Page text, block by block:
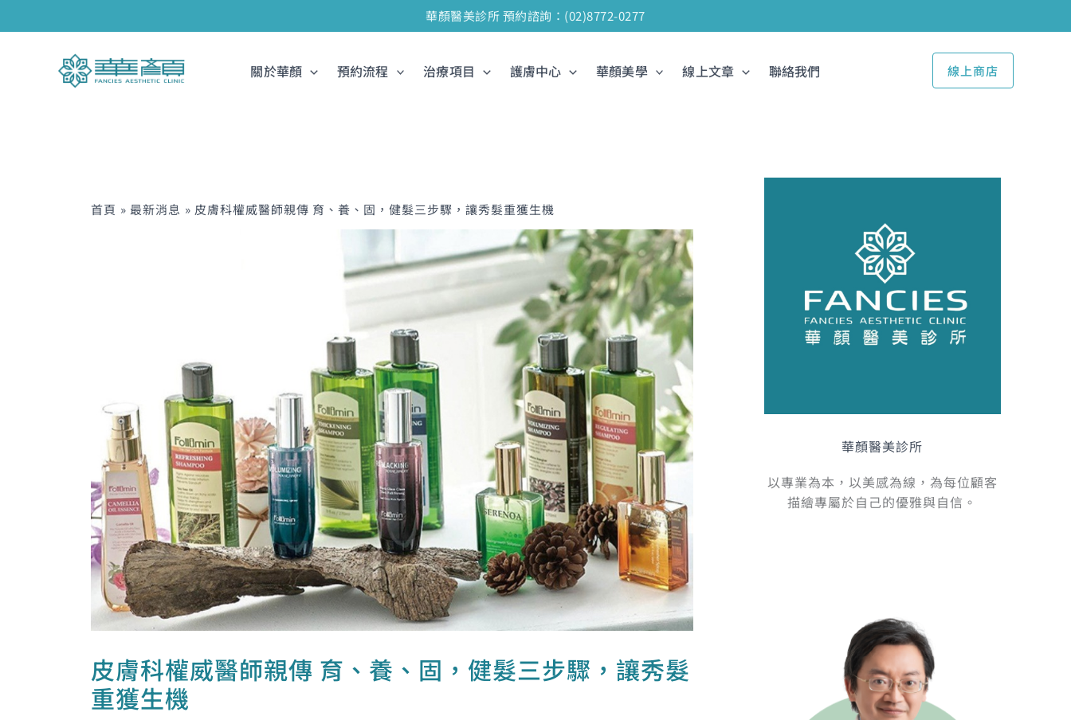
至
華顏醫美診所 預約諮詢：(02)8772-0277
關於華顏 預約流程 治療項目 護膚中心 華顏美學 線上文章 聯絡我們 線上商店
首頁 最新消息 皮膚科權威醫師親傳 育、養、固，健髮三步驟，讓秀髮重獲生機
皮膚科權威醫師親傳 育、養、固，健髮三步驟，讓秀髮
重獲生機
華顏醫美診所
以專業為本，以美感為線，為每位顧客
描繪專屬於自己的優雅與自信。